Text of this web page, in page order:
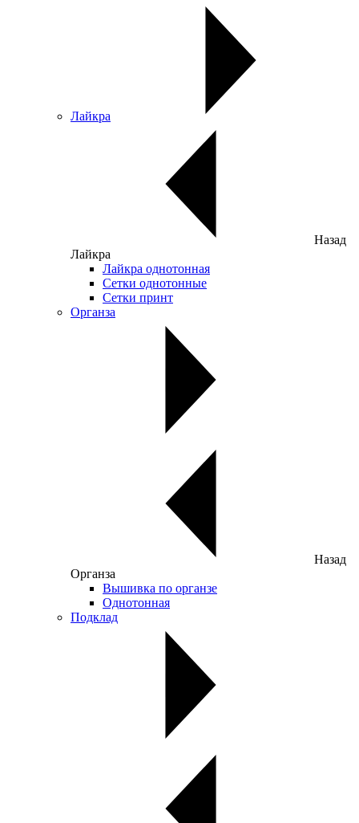
Лайкра
Назад
Лайкра
Лайкра однотонная
Сетки однотонные
Сетки принт
Органза
Назад
Органза
Вышивка по органзе
Однотонная
Подклад